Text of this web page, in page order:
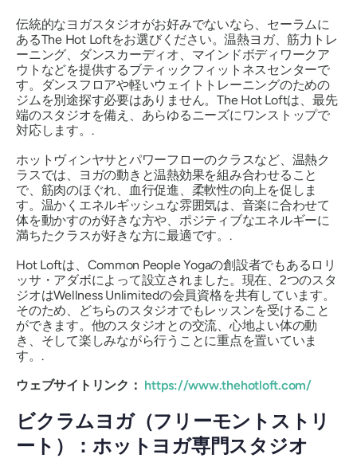
伝統的なヨガスタジオがお好みでないなら、セーラムに
あるThe Hot Loftをお選びください。温熱ヨガ、筋力トレ
ーニング、ダンスカーディオ、マインドボディワークア
ウトなどを提供するブティックフィットネスセンターで
す。ダンスフロアや軽いウェイトトレーニングのための
ジムを別途探す必要はありません。The Hot Loftは、最先
端のスタジオを備え、あらゆるニーズにワンストップで
対応します。.
ホットヴィンヤサとパワーフローのクラスなど、温熱ク
ラスでは、ヨガの動きと温熱効果を組み合わせること
で、筋肉のほぐれ、血行促進、柔軟性の向上を促しま
す。温かくエネルギッシュな雰囲気は、音楽に合わせて
体を動かすのが好きな方や、ポジティブなエネルギーに
満ちたクラスが好きな方に最適です。.
Hot Loftは、Common People Yogaの創設者でもあるロリ
ッサ・アダボによって設立されました。現在、2つのスタ
ジオはWellness Unlimitedの会員資格を共有しています。
そのため、どちらのスタジオでもレッスンを受けること
ができます。他のスタジオとの交流、心地よい体の動
き、そして楽しみながら行うことに重点を置いていま
す。.
ウェブサイトリンク： https://www.thehotloft.com/
ビクラムヨガ（フリーモントストリ
ート）：ホットヨガ専門スタジオ